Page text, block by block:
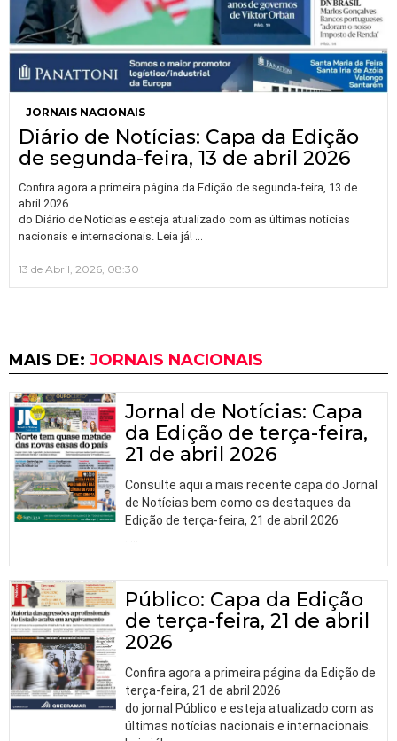
JORNAIS NACIONAIS
Diário de Notícias: Capa da Edição
de segunda-feira, 13 de abril 2026
Confira agora a primeira página da Edição de segunda-feira, 13 de
abril 2026
do Diário de Notícias e esteja atualizado com as últimas notícias
nacionais e internacionais. Leia já!
13 de Abril, 2026, 08:30
MAIS DE: JORNAIS NACIONAIS
Jornal de Notícias: Capa
da Edição de terça-feira,
21 de abril 2026
Consulte aqui a mais recente capa do Jornal
de Notícias bem como os destaques da
Edição de terça-feira, 21 de abril 2026
Público: Capa da Edição
de terça-feira, 21 de abril
2026
Confira agora a primeira página da Edição de
terça-feira, 21 de abril 2026
do jornal Público e esteja atualizado com as
últimas notícias nacionais e internacionais.